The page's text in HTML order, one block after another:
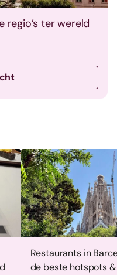
regio’s ter wereld
Restaurants in
de beste hotspots